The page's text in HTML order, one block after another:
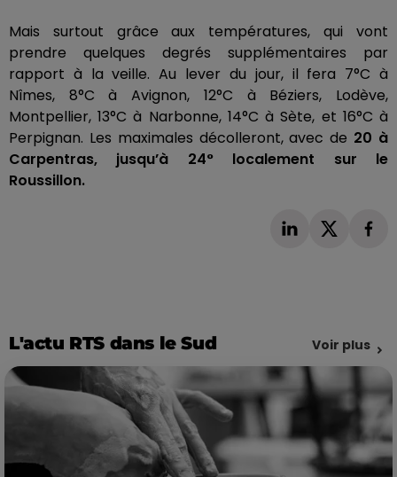
Mais surtout grâce aux températures, qui vont
prendre quelques degrés supplémentaires par
rapport à la veille. Au lever du jour, il fera 7°C à
Nîmes, 8°C à Avignon, 12°C à Béziers, Lodève,
Montpellier,13°C à Narbonne, 14°C à Sète, et 16°C à
Perpignan. Les maximales décolleront, avec de 20 à
Carpentras, jusqu’à 24° localement sur le
Roussillon.
L'actu RTS dans le Sud Voir plus